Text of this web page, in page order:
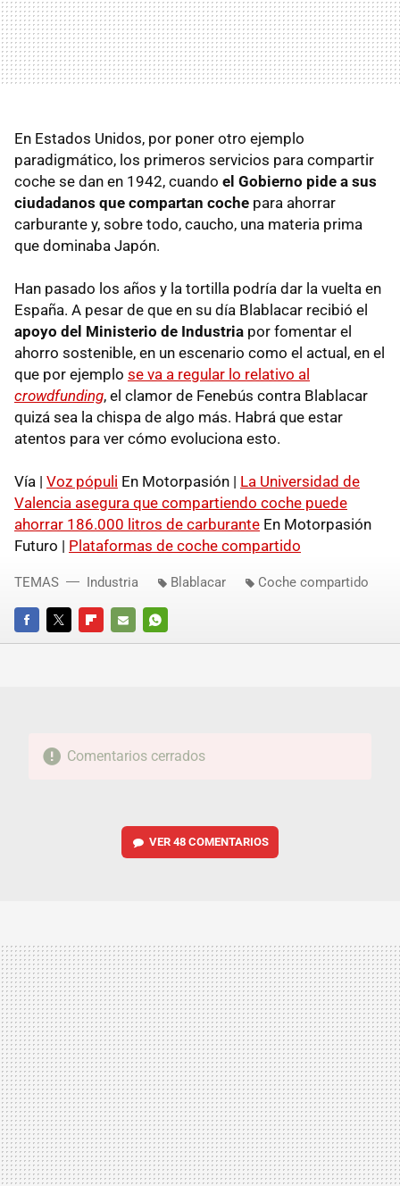
En Estados Unidos, por poner otro ejemplo
paradigmático, los primeros servicios para compartir
coche se dan en 1942, cuando el Gobierno pide a sus
ciudadanos que compartan coche para ahorrar
carburante y, sobre todo, caucho, una materia prima
que dominaba Japón.
Han pasado los años y la tortilla podría dar la vuelta en
España. A pesar de que en su día Blablacar recibió el
apoyo del Ministerio de Industria por fomentar el
ahorro sostenible, en un escenario como el actual, en el
que por ejemplo se va a regular lo relativo al
crowdfunding, el clamor de Fenebús contra Blablacar
quizá sea la chispa de algo más. Habrá que estar
atentos para ver cómo evoluciona esto.
Vía | Voz pópuli En Motorpasión | La Universidad de
Valencia asegura que compartiendo coche puede
ahorrar 186.000 litros de carburante En Motorpasión
Futuro | Plataformas de coche compartido
FACEBOOKTWITTERFLIPBOARD
E-
WHATSAPP
TEMAS Industria Blablacar Coche compartido
Comentarios cerrados
VER 48 COMENTARIOS